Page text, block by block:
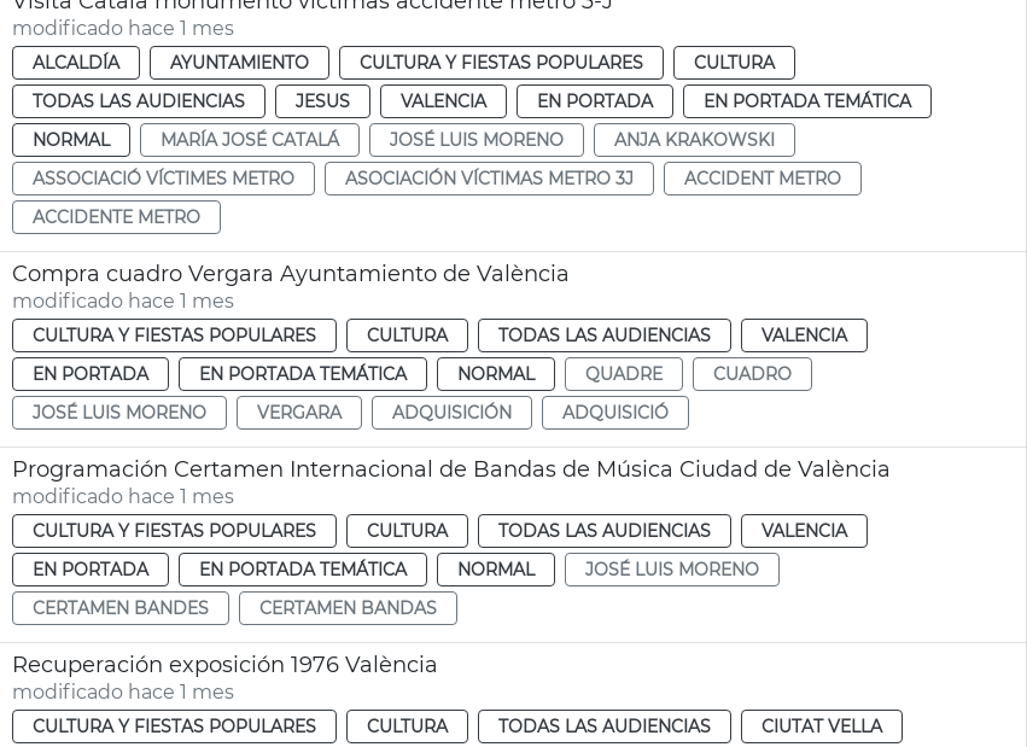
modificado hace 1 mes
ALCALDÍA AYUNTAMIENTO CULTURA Y FIESTAS POPULARES
CULTURA
TODAS LAS AUDIENCIAS
JESUS VALENCIA EN PORTADA
EN PORTADA TEMÁTICA
NORMAL
MARÍA JOSÉ CATALÁ JOSÉ LUIS MORENO
ANJA KRAKOWSKI
ASSOCIACIÓ VÍCTIMES METRO
ASOCIACIÓN VÍCTIMAS METRO 3J
ACCIDENT METRO
ACCIDENTE METRO
Compra cuadro Vergara Ayuntamiento de València
modificado hace 1 mes
CULTURA Y FIESTAS POPULARES CULTURA TODAS LAS AUDIENCIAS
VALENCIA
EN PORTADA
EN PORTADA TEMÁTICA NORMAL QUADRE
CUADRO
JOSÉ LUIS MORENO
VERGARA ADQUISICIÓN ADQUISICIÓ
Programación Certamen Internacional de Bandas de Música Ciudad de València
modificado hace 1 mes
CULTURA Y FIESTAS POPULARES CULTURA TODAS LAS AUDIENCIAS
VALENCIA
EN PORTADA
EN PORTADA TEMÁTICA NORMAL
JOSÉ LUIS MORENO
CERTAMEN BANDES
CERTAMEN BANDAS
Recuperación exposición 1976 València
modificado hace 1 mes
CULTURA Y FIESTAS POPULARES CULTURA TODAS LAS AUDIENCIAS
CIUTAT VELLA